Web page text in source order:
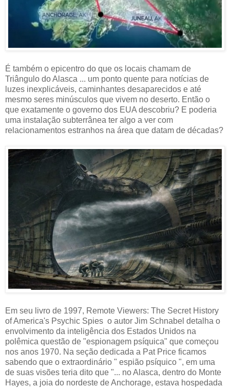
É também o epicentro do que os locais chamam de
Triângulo do Alasca ... um ponto quente para notícias de
luzes inexplicáveis, caminhantes desaparecidos e até
mesmo seres minúsculos que vivem no deserto. Então o
que exatamente o governo dos EUA descobriu? E poderia
uma instalação subterrânea ter algo a ver com
relacionamentos estranhos na área que datam de décadas?
Em seu livro de 1997, Remote Viewers: The Secret History
of America's Psychic Spies o autor Jim Schnabel detalha o
envolvimento da inteligência dos Estados Unidos na
polêmica questão de "espionagem psíquica" que começou
nos anos 1970. Na seção dedicada a Pat Price ficamos
sabendo que o extraordinário " espião psíquico ", em uma
de suas visões teria dito que "... no Alasca, dentro do Monte
Hayes, a joia do nordeste de Anchorage, estava hospedada